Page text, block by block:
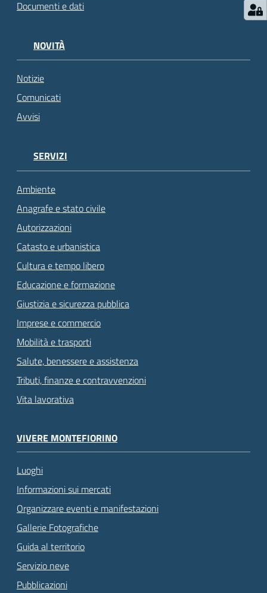
Documenti e dati
NOVITÀ
Notizie
Comunicati
Avvisi
SERVIZI
Ambiente
Anagrafe e stato civile
Autorizzazioni
Catasto e urbanistica
Cultura e tempo libero
Educazione e formazione
Giustizia e sicurezza pubblica
Imprese e commercio
Mobilità e trasporti
Salute, benessere e assistenza
Tributi, finanze e contravvenzioni
Vita lavorativa
VIVERE MONTEFIORINO
Luoghi
Informazioni sui mercati
Organizzare eventi e manifestazioni
Gallerie Fotografiche
Guida al territorio
Servizio neve
Pubblicazioni